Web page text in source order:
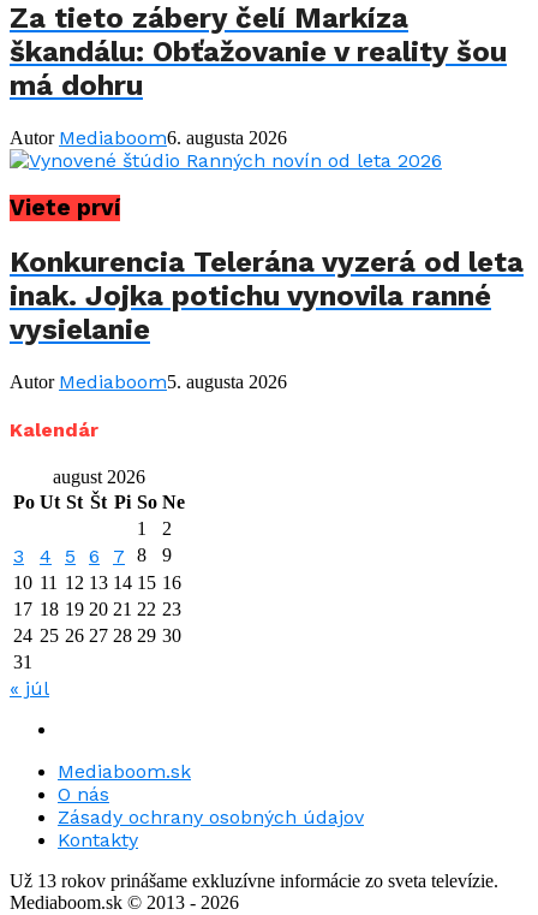
Za tieto zábery čelí Markíza
škandálu: Obťažovanie v reality šou
má dohru
Autor Mediaboom6. augusta 2026
Viete prví
Konkurencia Telerána vyzerá od leta
inak. Jojka potichu vynovila ranné
vysielanie
Autor Mediaboom5. augusta 2026
Kalendár
august 2026
Po Ut St Št Pi So Ne
1
2
3 4 5 6 7 8
9
10 11 12 13 14 15 16
17 18 19 20 21 22 23
24 25 26 27 28 29 30
31
« júl
Mediaboom.sk
O nás
Zásady ochrany osobných údajov
Kontakty
Už 13 rokov prinášame exkluzívne informácie zo sveta televízie.
Mediaboom.sk © 2013 - 2026